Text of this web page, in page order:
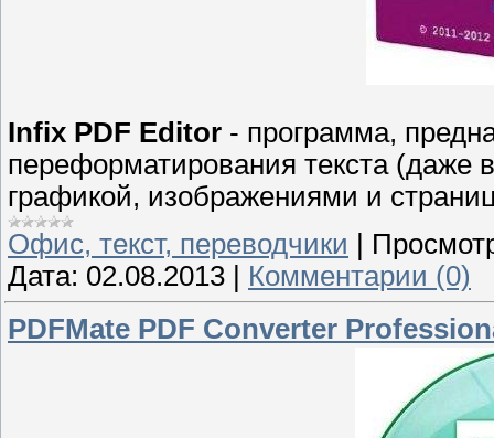
Infix PDF Editor - программа,
переформатирования текста (даже
графикой, изображениями и
Офис, текст, переводчики
Дата: 02.08.2013
Комментарии (0)
PDFMate PDF Converter